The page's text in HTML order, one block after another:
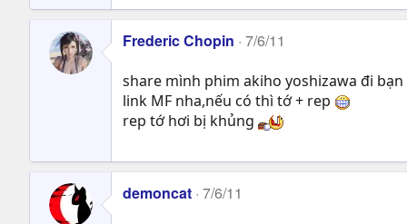
Frederic Chopin 7/6/11
share mình phim akiho yoshizawa đi
link MF nha,nếu có thì tớ + rep
rep tớ hơi bị khủng
demoncat 7/6/11